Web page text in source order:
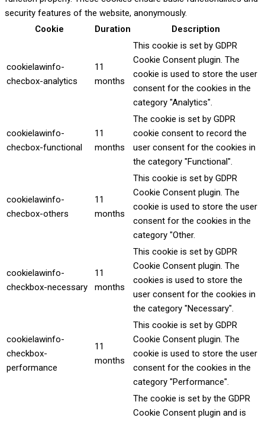
security features of the website, anonymously.
Cookie
Duration Description
cookielawinfo-
checbox-analytics
11
months
This cookie is set by GDPR
Cookie Consent plugin. The
cookie is used to store the user
consent for the cookies in the
category "Analytics".
cookielawinfo-
checbox-functional
11
months
The cookie is set by GDPR
cookie consent to record the
user consent for the cookies in
the category "Functional".
cookielawinfo-
checbox-others
11
months
This cookie is set by GDPR
Cookie Consent plugin. The
cookie is used to store the user
consent for the cookies in the
category "Other.
cookielawinfo-
checkbox-necessary
11
months
This cookie is set by GDPR
Cookie Consent plugin. The
cookies is used to store the
user consent for the cookies in
the category "Necessary".
cookielawinfo-
checkbox-
performance
11
months
This cookie is set by GDPR
Cookie Consent plugin. The
cookie is used to store the user
consent for the cookies in the
category "Performance".
The cookie is set by the GDPR
Cookie Consent plugin and is